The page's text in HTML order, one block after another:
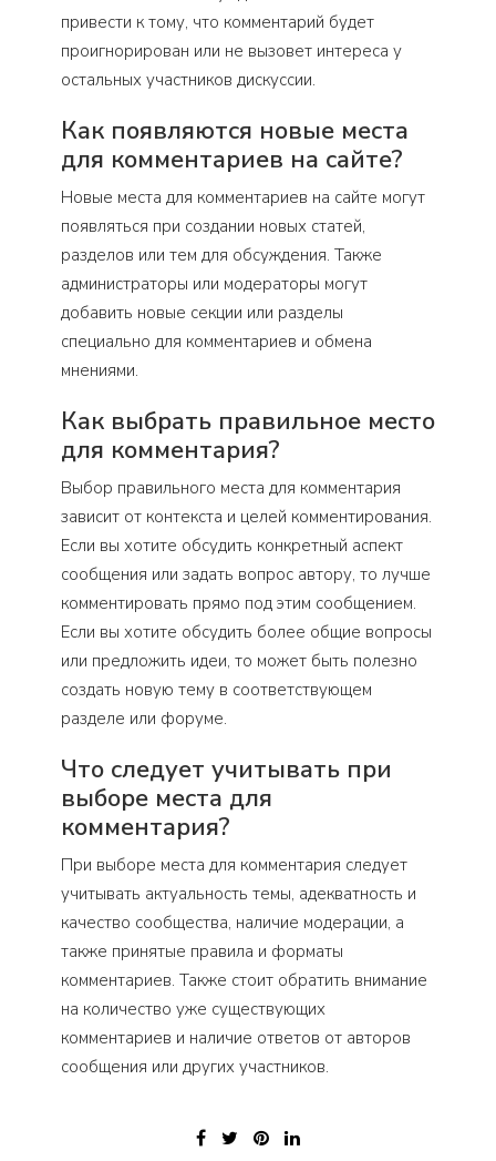
привести к тому, что комментарий будет
проигнорирован или не вызовет интереса у
остальных участников дискуссии.
Как появляются новые места
для комментариев на сайте?
Новые места для комментариев на сайте могут
появляться при создании новых статей,
разделов или тем для обсуждения. Также
администраторы или модераторы могут
добавить новые секции или разделы
специально для комментариев и обмена
мнениями.
Как выбрать правильное место
для комментария?
Выбор правильного места для комментария
зависит от контекста и целей комментирования.
Если вы хотите обсудить конкретный аспект
сообщения или задать вопрос автору, то лучше
комментировать прямо под этим сообщением.
Если вы хотите обсудить более общие вопросы
или предложить идеи, то может быть полезно
создать новую тему в соответствующем
разделе или форуме.
Что следует учитывать при
выборе места для
комментария?
При выборе места для комментария следует
учитывать актуальность темы, адекватность и
качество сообщества, наличие модерации, а
также принятые правила и форматы
комментариев. Также стоит обратить внимание
на количество уже существующих
комментариев и наличие ответов от авторов
сообщения или других участников.